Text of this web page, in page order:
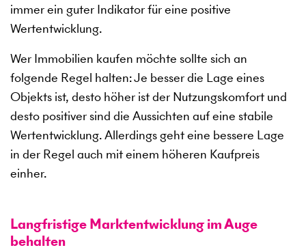
immer ein guter Indikator für eine positive
Wertentwicklung.
Wer Immobilien kaufen möchte sollte sich an
folgende Regel halten: Je besser die Lage eines
Objekts ist, desto höher ist der Nutzungskomfort und
desto positiver sind die Aussichten auf eine stabile
Wertentwicklung. Allerdings geht eine bessere Lage
in der Regel auch mit einem höheren Kaufpreis
einher.
Langfristige Marktentwicklung im Auge
behalten